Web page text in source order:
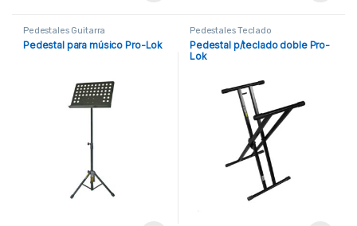
Pedestales Guitarra
Pedestal para músico Pro-Lok
Pedestales Teclado
Pedestal p/teclado doble Pro-
Lok